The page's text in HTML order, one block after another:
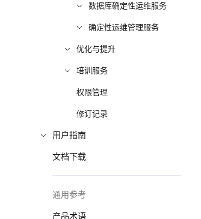
数据库确定性运维服务
确定性运维管理服务
优化与提升
培训服务
权限管理
修订记录
用户指南
文档下载
通用参考
产品术语